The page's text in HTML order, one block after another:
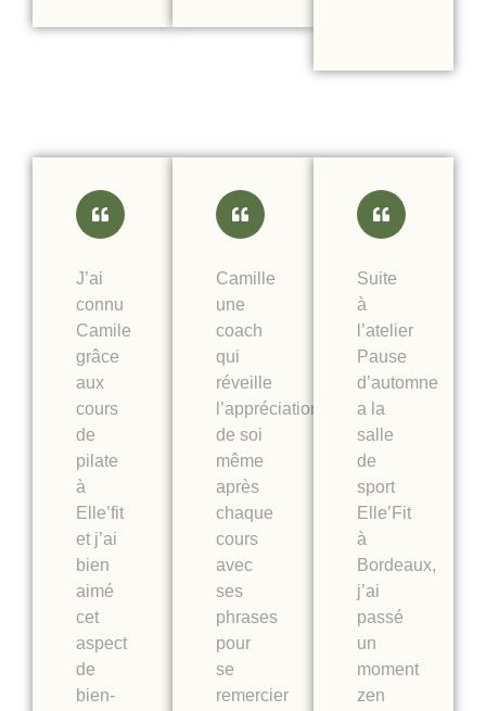
J’ai
connu
Camile
grâce
aux
cours
de
pilate
à
Elle’fit
et j’ai
bien
aimé
cet
aspect
de
bien-
Camille
une
coach
qui
réveille
l’appréciation
de soi
même
après
chaque
cours
avec
ses
phrases
pour
se
remercier
Suite
à
l’atelier
Pause
d’automne
a la
salle
de
sport
Elle’Fit
à
Bordeaux,
j’ai
passé
un
moment
zen